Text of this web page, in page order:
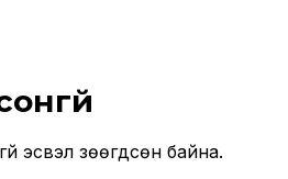
эсвэл зөөгдсөн байна.